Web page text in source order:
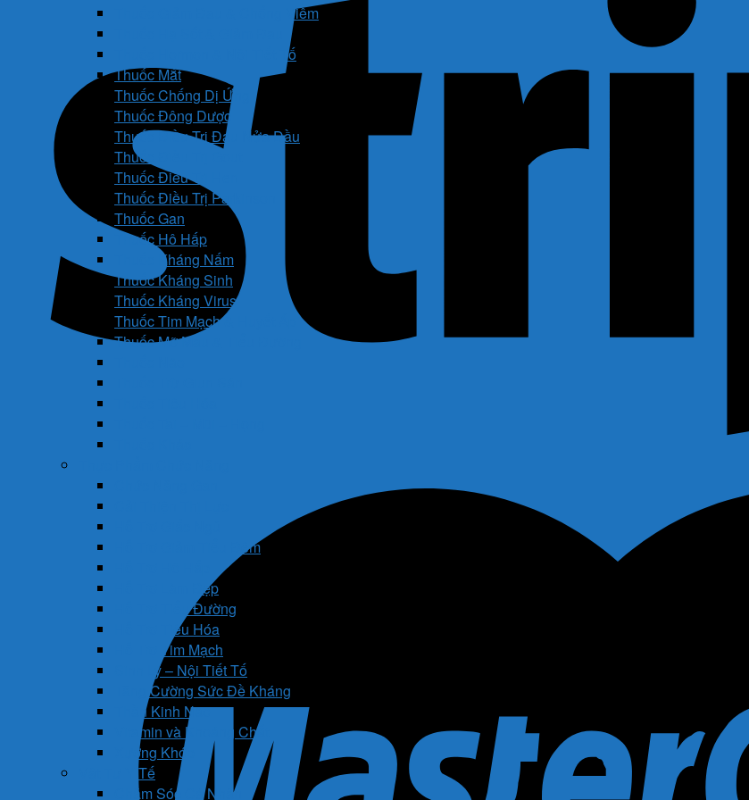
Thuốc Giảm Đau & Chống Viêm
Thuốc Hormon & Nội Tiết Tố
Thuốc Mắt
Thuốc Chống Dị Ứng
Thuốc Đông Dược
Thuốc Điều Trị Đau Nửa Đầu
Thuốc Điều Trị Gout
Thuốc Điều Trị Hen
Thuốc Điều Trị Parkinson
Thuốc Gan
Thuốc Hô Hấp
Thuốc Kháng Nấm
Thuốc Kháng Sinh
Thuốc Kháng Virus
Thuốc Tim Mạch & Huyết Áp
Thuốc Mỡ Máu & Tiểu Đường
Hỗ Trợ Giảm Tiểu Đêm
Hỗ Trợ Làm Đẹp
Hỗ Trợ Tiểu Đường
Hỗ Trợ Tiêu Hóa
Hỗ Trợ Tim Mạch
Sinh Lý – Nội Tiết Tố
Tăng Cường Sức Đề Kháng
Thần Kinh Não
Vitamin và Khoáng Chất
Xương Khớp
Vật Tư Y Tế
Chăm Sóc Cá Nhân